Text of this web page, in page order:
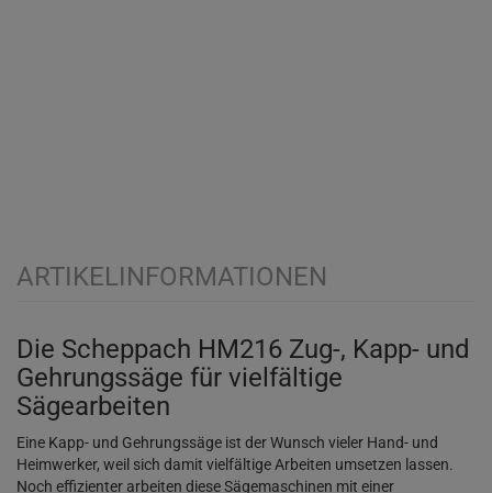
ARTIKELINFORMATIONEN
Die Scheppach HM216 Zug-, Kapp- und
Gehrungssäge für vielfältige
Sägearbeiten
Eine Kapp- und Gehrungssäge ist der Wunsch vieler Hand- und
Heimwerker, weil sich damit vielfältige Arbeiten umsetzen lassen.
Noch effizienter arbeiten diese Sägemaschinen mit einer